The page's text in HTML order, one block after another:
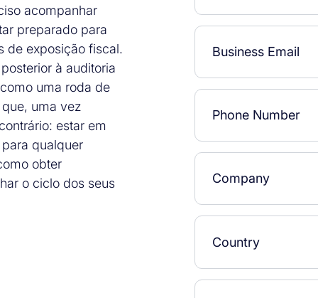
acompanhar
preparado para
de exposição fiscal.
à auditoria
uma roda de
uma vez
estar em
qualquer
obter
o ciclo dos seus